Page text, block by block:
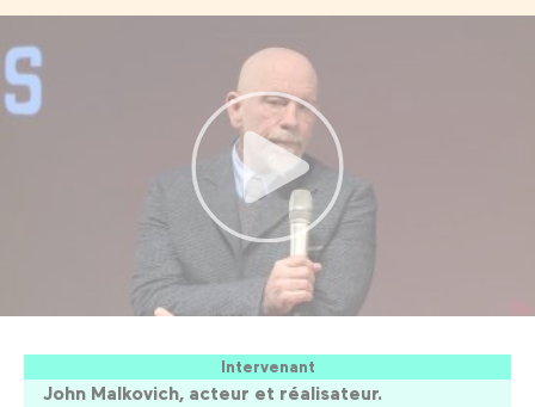
Intervenant
John Malkovich, acteur et réalisateur.